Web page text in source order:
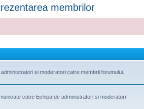
membrilor
si moderatori catre membrii forumului.
catre Echipa de administratori si moderatori